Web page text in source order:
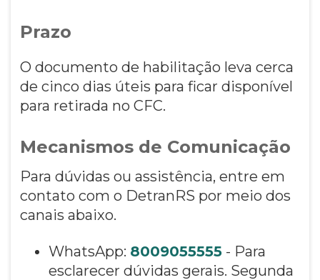
Prazo
O documento de habilitação leva cerca
de cinco dias úteis para ficar disponível
para retirada no CFC.
Mecanismos de Comunicação
Para dúvidas ou assistência, entre em
contato com o DetranRS por meio dos
canais abaixo.
WhatsApp: 8009055555- Para
esclarecer dúvidas gerais. Segunda